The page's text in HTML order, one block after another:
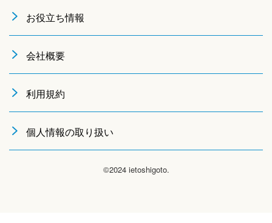
お役立ち情報
会社概要
利用規約
個人情報の取り扱い
©2024 ietoshigoto.